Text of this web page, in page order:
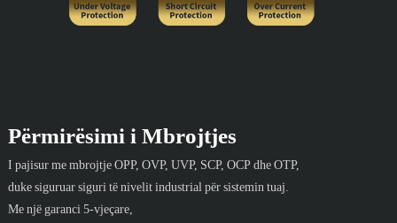
Përmirësimi i Mbrojtjes
I pajisur me mbrojtje OPP, OVP, UVP, SCP, OCP dhe OTP,
duke siguruar siguri të nivelit industrial për sistemin tuaj.
Me një garanci 5-vjeçare,